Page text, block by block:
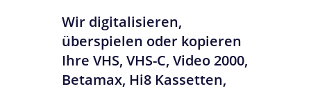
Wir digitalisieren,
überspielen oder kopieren
Ihre VHS, VHS-C, Video 2000,
Betamax, Hi8 Kassetten,